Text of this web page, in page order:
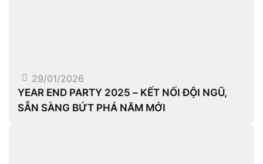
29/01/2026
YEAR END PARTY 2025 – KẾT NỐI ĐỘI NGŨ,
SẴN SÀNG BỨT PHÁ NĂM MỚI